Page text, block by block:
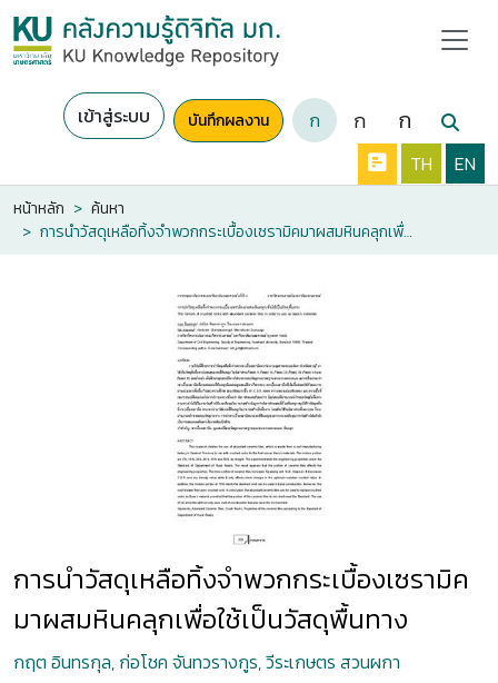
เข้าสู่ระบบ บันทึกผลงาน ก ก ก
TH EN
หน้าหลัก
ค้นหา
การนำวัสดุเหลือทิ้งจำพวกกระเบื้องเซรามิคมาผสมหินคลุกเพื่อใช้เป็นวัสดุพื้นทาง
การนำวัสดุเหลือทิ้งจำพวกกระเบื้องเซรามิค
มาผสมหินคลุกเพื่อใช้เป็นวัสดุพื้นทาง
กฤต อินทรกุล, ก่อโชค จันทวรางกูร, วีระเกษตร สวนผกา